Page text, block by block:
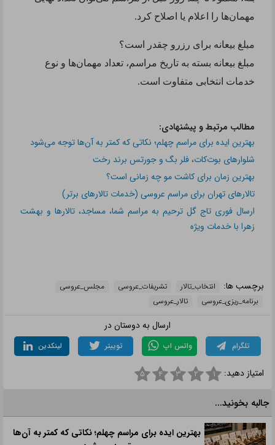
مهمان‌ها را اعلام یا اصلاح کرد.
مبلغ بیعانه برای رزرو چقدر است؟
مبلغ بیعانه بسته به تاریخ مراسم، تعداد مهمان‌ها و نوع
خدمات انتخابی متفاوت است.
مطالب مرتبط و پیشنهادی:
بهترین ایده برای مراسم چهلم؛ نکاتی که کمتر به آن‌ها توجه می‌شود
شلوارهای بوت‌کات، فلر بگ و جورتس برند رخت
بهترین زمان برای کاشت مو چه زمانی است؟
تالارهای تهران برای مراسم عروسی (خدمات تالارهای برتر)
ارسال فوری تاج گل ترحیم به مراسم شما، مساجد، تالارها و بهشت
زهرا با خدمات ویژه
برچسب ها: انتخاب_تالار تشریفات_عروسی
مجلس_عروسی
برنامه_ریزی_عروسی
تالار_عروسی
ارسال به دوستان در
تلگرام واتس اپ توییتر لینکدین
امتیاز دهید: ۱ ۲ ۳ ۴ ۵
جالبه بخونید...
بهترین ایده برای مراسم چهلم؛ نکاتی که کمتر به آن‌ها